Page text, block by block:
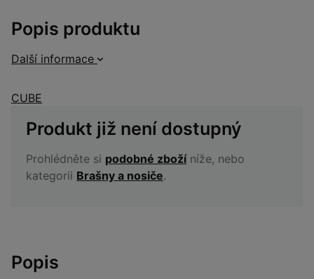
Popis produktu
Další informace
CUBE
Produkt již není dostupný
Prohlédněte si podobné zbožíníže, nebo
kategorii Brašny a nosiče.
Popis